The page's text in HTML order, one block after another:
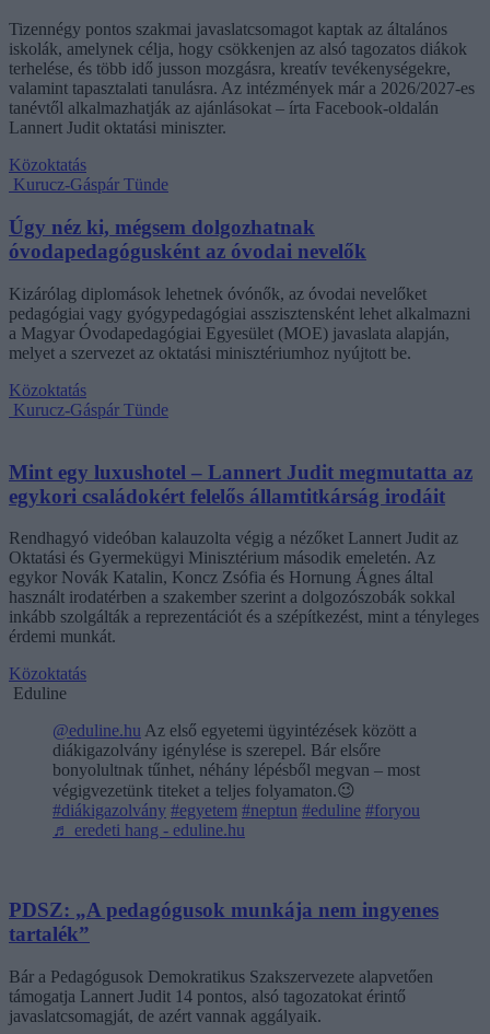
Tizennégy pontos szakmai javaslatcsomagot kaptak az általános
iskolák, amelynek célja, hogy csökkenjen az alsó tagozatos diákok
terhelése, és több idő jusson mozgásra, kreatív tevékenységekre,
valamint tapasztalati tanulásra. Az intézmények már a 2026/2027-es
tanévtől alkalmazhatják az ajánlásokat – írta Facebook-oldalán
Lannert Judit oktatási miniszter.
Közoktatás
Kurucz-Gáspár Tünde
Úgy néz ki, mégsem dolgozhatnak
óvodapedagógusként az óvodai nevelők
Kizárólag diplomások lehetnek óvónők, az óvodai nevelőket
pedagógiai vagy gyógypedagógiai asszisztensként lehet alkalmazni
a Magyar Óvodapedagógiai Egyesület (MOE) javaslata alapján,
melyet a szervezet az oktatási minisztériumhoz nyújtott be.
Közoktatás
Kurucz-Gáspár Tünde
Mint egy luxushotel – Lannert Judit megmutatta az
egykori családokért felelős államtitkárság irodáit
Rendhagyó videóban kalauzolta végig a nézőket Lannert Judit az
Oktatási és Gyermekügyi Minisztérium második emeletén. Az
egykor Novák Katalin, Koncz Zsófia és Hornung Ágnes által
használt irodatérben a szakember szerint a dolgozószobák sokkal
inkább szolgálták a reprezentációt és a szépítkezést, mint a tényleges
érdemi munkát.
Közoktatás
Eduline
@eduline.hu Az első egyetemi ügyintézések között a
diákigazolvány igénylése is szerepel. Bár elsőre
bonyolultnak tűnhet, néhány lépésből megvan – most
végigvezetünk titeket a teljes folyamaton.😉
#diákigazolvány #egyetem #neptun #eduline #foryou
♬ eredeti hang - eduline.hu
PDSZ: „A pedagógusok munkája nem ingyenes
tartalék”
Bár a Pedagógusok Demokratikus Szakszervezete alapvetően
támogatja Lannert Judit 14 pontos, alsó tagozatokat érintő
javaslatcsomagját, de azért vannak aggályaik.